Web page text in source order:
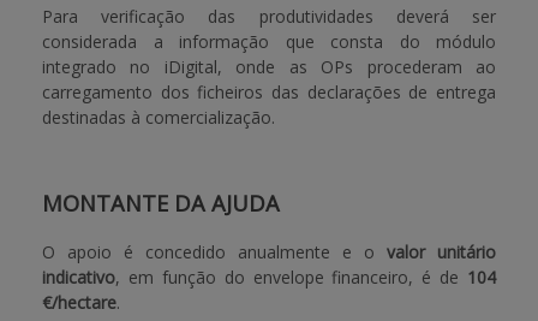
Para verificação das produtividades deverá ser
considerada a informação que consta do módulo
integrado no iDigital, onde as OPs procederam ao
carregamento dos ficheiros das declarações de entrega
destinadas à comercialização.
MONTANTE DA AJUDA
O apoio é concedido anualmente e o valor unitário
indicativo, em função do envelope financeiro, é de 104
€/hectare.